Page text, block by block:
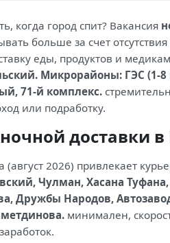
когда город спит? Вакансия
больше за счет
еды, продуктов и
Микрорайоны: ГЭС (1-8
71-й комплекс.
или подработку.
доставки
2026) привлекает
Чулман, Хасана
Дружбы Народов,
минимален,